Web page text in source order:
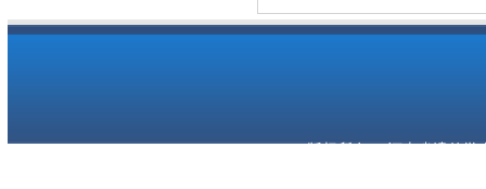
版权所有 © 河南省遗传